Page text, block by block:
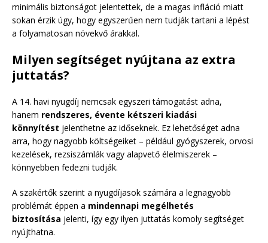
minimális biztonságot jelentettek, de a magas infláció miatt
sokan érzik úgy, hogy egyszerűen nem tudják tartani a lépést
a folyamatosan növekvő árakkal.
Milyen segítséget nyújtana az extra
juttatás?
A 14. havi nyugdíj nemcsak egyszeri támogatást adna,
hanem rendszeres, évente kétszeri kiadási
könnyítést jelenthetne az időseknek. Ez lehetőséget adna
arra, hogy nagyobb költségeiket – például gyógyszerek, orvosi
kezelések, rezsiszámlák vagy alapvető élelmiszerek –
könnyebben fedezni tudják.
A szakértők szerint a nyugdíjasok számára a legnagyobb
problémát éppen a mindennapi megélhetés
biztosítása jelenti, így egy ilyen juttatás komoly segítséget
nyújthatna.